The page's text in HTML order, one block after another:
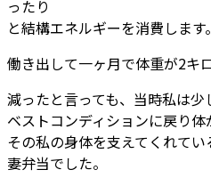
ったり
と結構エネルギーを消費します。
働き出して一ヶ月で体重が2キ
減ったと言っても、当時私は少
ベストコンディションに戻り体
その私の身体を支えてくれて
妻弁当でした。